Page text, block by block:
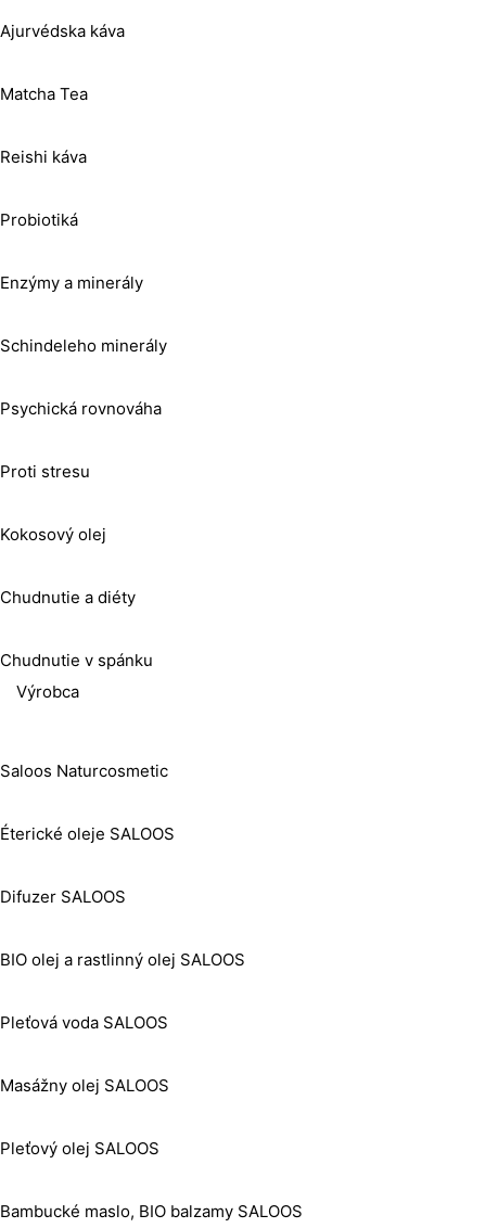
Ajurvédska káva
Matcha Tea
Reishi káva
Probiotiká
Enzýmy a minerály
Schindeleho minerály
Psychická rovnováha
Proti stresu
Kokosový olej
Chudnutie a diéty
Chudnutie v spánku
Výrobca
Saloos Naturcosmetic
Éterické oleje SALOOS
Difuzer SALOOS
BIO olej a rastlinný olej SALOOS
Pleťová voda SALOOS
Masážny olej SALOOS
Pleťový olej SALOOS
Bambucké maslo, BIO balzamy SALOOS